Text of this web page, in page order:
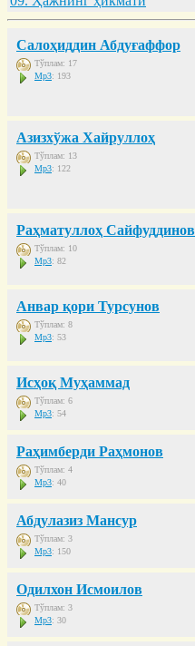
Салоҳиддин Абдуғаффор
Тўплам: 17
Mp3: 193
Азизхўжа Хайруллоҳ
Тўплам: 13
Mp3: 122
Раҳматуллоҳ Сайфуддинов
Тўплам: 10
Mp3: 82
Анвар қори Турсунов
Тўплам: 8
Mp3: 53
Исҳоқ Муҳаммад
Тўплам: 6
Mp3: 54
Раҳимберди Раҳмонов
Тўплам: 4
Mp3: 40
Абдулазиз Мансур
Тўплам: 3
Mp3: 150
Одилхон Исмоилов
Тўплам: 3
Mp3: 30